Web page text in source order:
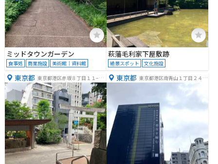
ミッドタウンガーデン
食事処 商業施設 美術館｜資料館
萩藩毛利家下屋敷跡
絶景スポット 文化施設
東京都 東京都港区赤坂８丁目１１−２
７
東京都 東京都港区南青山１丁目２４